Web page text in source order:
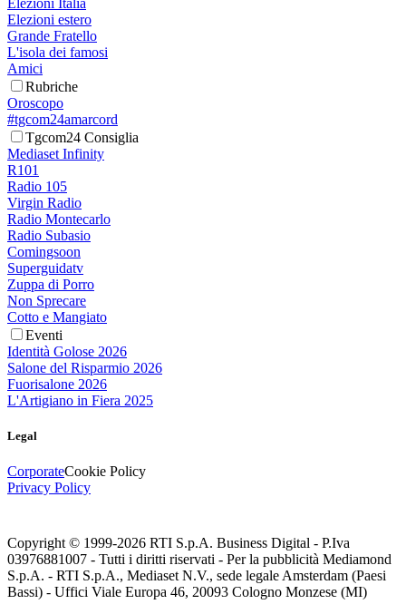
Elezioni Italia
Elezioni estero
Grande Fratello
L'isola dei famosi
Amici
Rubriche
Oroscopo
#tgcom24amarcord
Tgcom24 Consiglia
Mediaset Infinity
R101
Radio 105
Virgin Radio
Radio Montecarlo
Radio Subasio
Comingsoon
Superguidatv
Zuppa di Porro
Non Sprecare
Cotto e Mangiato
Eventi
Identità Golose 2026
Salone del Risparmio 2026
Fuorisalone 2026
L'Artigiano in Fiera 2025
Legal
CorporateCookie Policy
Privacy Policy
Copyright © 1999-2026 RTI S.p.A. Business Digital - P.Iva
03976881007 - Tutti i diritti riservati - Per la pubblicità Mediamond
S.p.A. - RTI S.p.A., Mediaset N.V., sede legale Amsterdam (Paesi
Bassi) - Uffici Viale Europa 46, 20093 Cologno Monzese (MI)